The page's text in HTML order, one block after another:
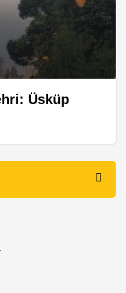
Üsküp